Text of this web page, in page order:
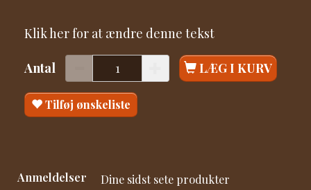
Klik her for at ændre denne tekst
Antal LÆG I KURV
Tilføj ønskeliste
Anmeldelser Dine sidst sete produkter